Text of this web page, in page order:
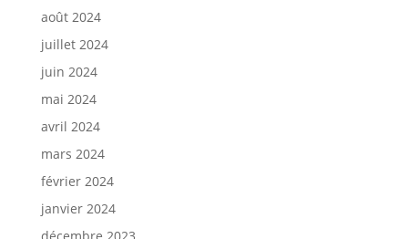
août 2024
juillet 2024
juin 2024
mai 2024
avril 2024
mars 2024
février 2024
janvier 2024